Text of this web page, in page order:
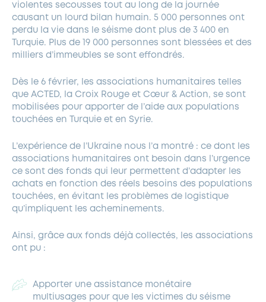
GESTION DU PATRIMOINE ARBORÉ
violentes secousses tout au long de la journée
causant un lourd bilan humain. 5 000 personnes ont
perdu la vie dans le séisme dont plus de 3 400 en
Turquie. Plus de 19 000 personnes sont blessées et des
milliers d’immeubles se sont effondrés.
Dès le 6 février, les associations humanitaires telles
que ACTED, la Croix Rouge et Cœur & Action, se sont
mobilisées pour apporter de l’aide aux populations
touchées en Turquie et en Syrie.
L’expérience de l’Ukraine nous l’a montré : ce dont les
associations humanitaires ont besoin dans l’urgence
ce sont des fonds qui leur permettent d’adapter les
achats en fonction des réels besoins des populations
touchées, en évitant les problèmes de logistique
qu’impliquent les acheminements.
Ainsi, grâce aux fonds déjà collectés, les associations
ont pu :
Apporter une assistance monétaire
multiusages pour que les victimes du séisme